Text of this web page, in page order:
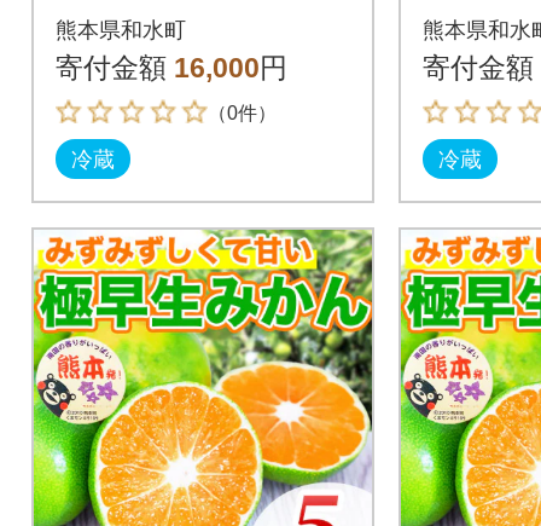
町)
熊本県和水町
寄付金額 16,000円
（0件）
冷蔵
町)
熊本県和水
寄付金額
冷蔵